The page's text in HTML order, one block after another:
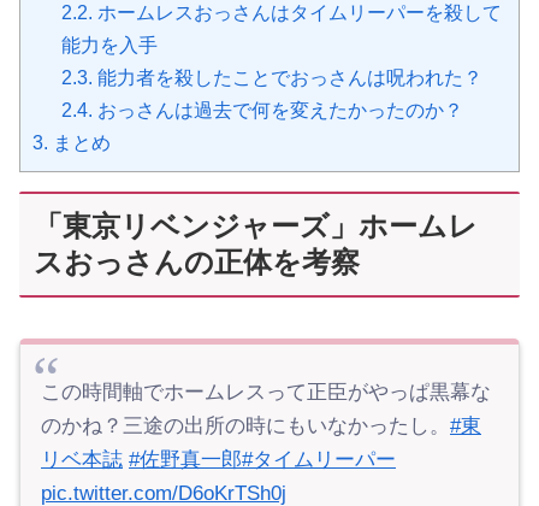
2.2. ホームレスおっさんはタイムリーパーを殺して
能力を入手
2.3. 能力者を殺したことでおっさんは呪われた？
2.4. おっさんは過去で何を変えたかったのか？
3. まとめ
「東京リベンジャーズ」ホームレ
スおっさんの正体を考察
この時間軸でホームレスって正臣がやっぱ黒幕な
のかね？三途の出所の時にもいなかったし。 #東
リベ本誌 #佐野真一郎#タイムリーパー
pic.twitter.com/D6oKrTSh0j